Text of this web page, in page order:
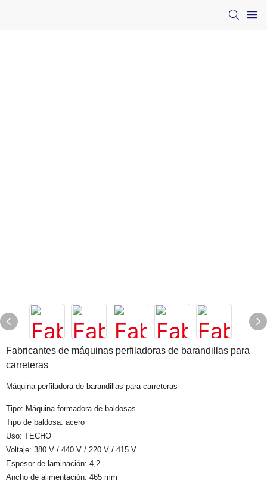
Fabricantes de máquinas perfiladoras de barandillas para
carreteras
Máquina perfiladora de barandillas para carreteras
Tipo: Máquina formadora de baldosas
Tipo de baldosa: acero
Uso: TECHO
Voltaje: 380 V / 440 V / 220 V / 415 V
Espesor de laminación: 4,2
Ancho de alimentación: 465 mm